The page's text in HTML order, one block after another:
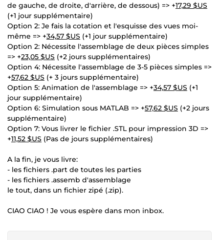
de gauche, de droite, d'arrière, de dessous) => +17,29 $US
(+1 jour supplémentaire)
Option 2: Je fais la cotation et l'esquisse des vues moi-
même => +34,57 $US (+1 jour supplémentaire)
Option 2: Nécessite l'assemblage de deux pièces simples
=> +23,05 $US (+2 jours supplémentaires)
Option 4: Nécessite l'assemblage de 3-5 pièces simples =>
+57,62 $US (+ 3 jours supplémentaire)
Option 5: Animation de l'assemblage => +34,57 $US (+1
jour supplémentaire)
Option 6: Simulation sous MATLAB => +57,62 $US (+2 jours
supplémentaire)
Option 7: Vous livrer le fichier .STL pour impression 3D =>
+11,52 $US (Pas de jours supplémentaires)
A la fin, je vous livre:
- les fichiers .part de toutes les parties
- les fichiers .assemb d'assemblage
le tout, dans un fichier zipé (.zip).
CIAO CIAO ! Je vous espère dans mon inbox.